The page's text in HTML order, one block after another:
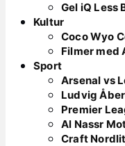
Gel iQ Less
Kultur
Coco Wyo
Filmer med
Sport
Arsenal vs
Ludvig
Premier
Al Nassr
Craft